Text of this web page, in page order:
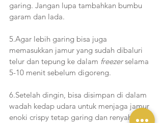
garing. Jangan lupa tambahkan bumbu
garam dan lada.
5.Agar lebih garing bisa juga
memasukkan jamur yang sudah dibaluri
telur dan tepung ke dalam freezer selama
5-10 menit sebelum digoreng.
6.Setelah dingin, bisa disimpan di dalam
wadah kedap udara untuk menjaga jamur
enoki crispy tetap garing dan renyah.